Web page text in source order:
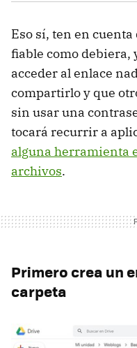
Eso sí, ten en
fiable como debiera,
acceder al enlace
compartirlo y que
sin usar una
tocará recurrir a
alguna herramienta
archivos.
Primero crea un
carpeta